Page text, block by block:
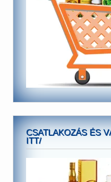
CSATLAKOZÁS ÉS
ITT/